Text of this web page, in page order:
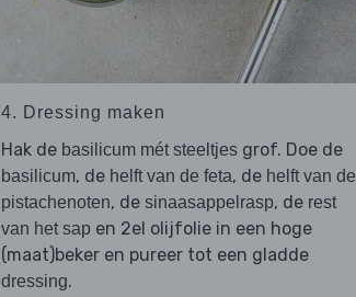
4. Dressing maken
Hak de basilicum mét steeltjes grof. Doe de
basilicum, de helft van de feta, de helft van de
pistachenoten, de sinaasappelrasp, de rest
van het sap en 2el olijfolie in een hoge
(maat)beker en pureer tot een gladde
dressing.